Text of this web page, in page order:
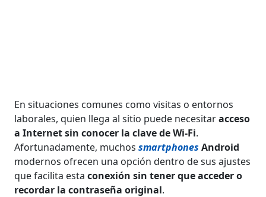
En situaciones comunes como visitas o entornos
laborales, quien llega al sitio puede necesitaracceso
a Internet sin conocer la clave de Wi‑Fi.
Afortunadamente, muchossmartphonesAndroid
modernos ofrecen una opción dentro de sus ajustes
que facilita estaconexión sin tener que acceder o
recordar la contraseña original.